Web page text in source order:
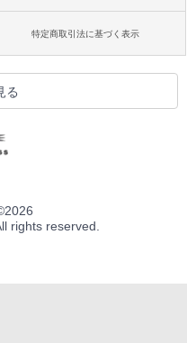
特定商取引法に基づく表示
る
2026
rights reserved.